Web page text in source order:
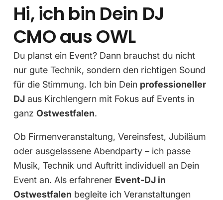
Hi, ich bin Dein DJ
CMO aus OWL
Du planst ein Event? Dann brauchst du nicht
nur gute Technik, sondern den richtigen Sound
für die Stimmung. Ich bin Dein professioneller
DJ aus Kirchlengern mit Fokus auf Events in
ganz Ostwestfalen.
Ob Firmenveranstaltung, Vereinsfest, Jubiläum
oder ausgelassene Abendparty – ich passe
Musik, Technik und Auftritt individuell an Dein
Event an. Als erfahrener Event-DJ in
Ostwestfalen begleite ich Veranstaltungen